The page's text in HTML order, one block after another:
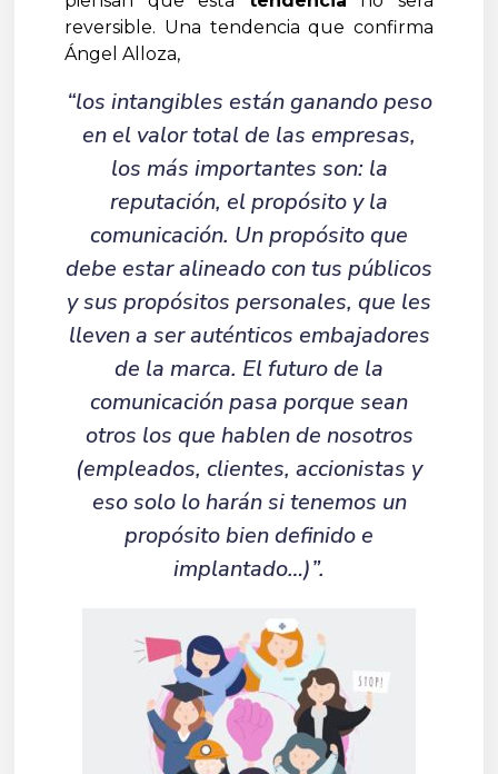
reversible. Una tendencia que confirma
Ángel Alloza,
“los intangibles están ganando peso
en el valor total de las empresas,
los más importantes son: la
reputación, el propósito y la
comunicación. Un propósito que
debe estar alineado con tus públicos
y sus propósitos personales, que les
lleven a ser auténticos embajadores
de la marca. El futuro de la
comunicación pasa porque sean
otros los que hablen de nosotros
(empleados, clientes, accionistas y
eso solo lo harán si tenemos un
propósito bien definido e
implantado…)”.